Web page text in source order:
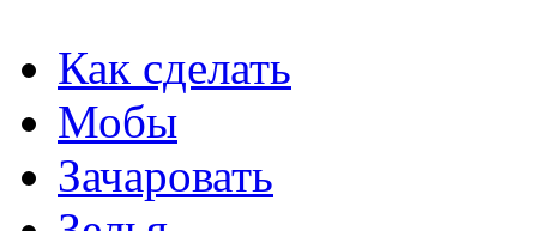
Как сделать
Мобы
Зачаровать